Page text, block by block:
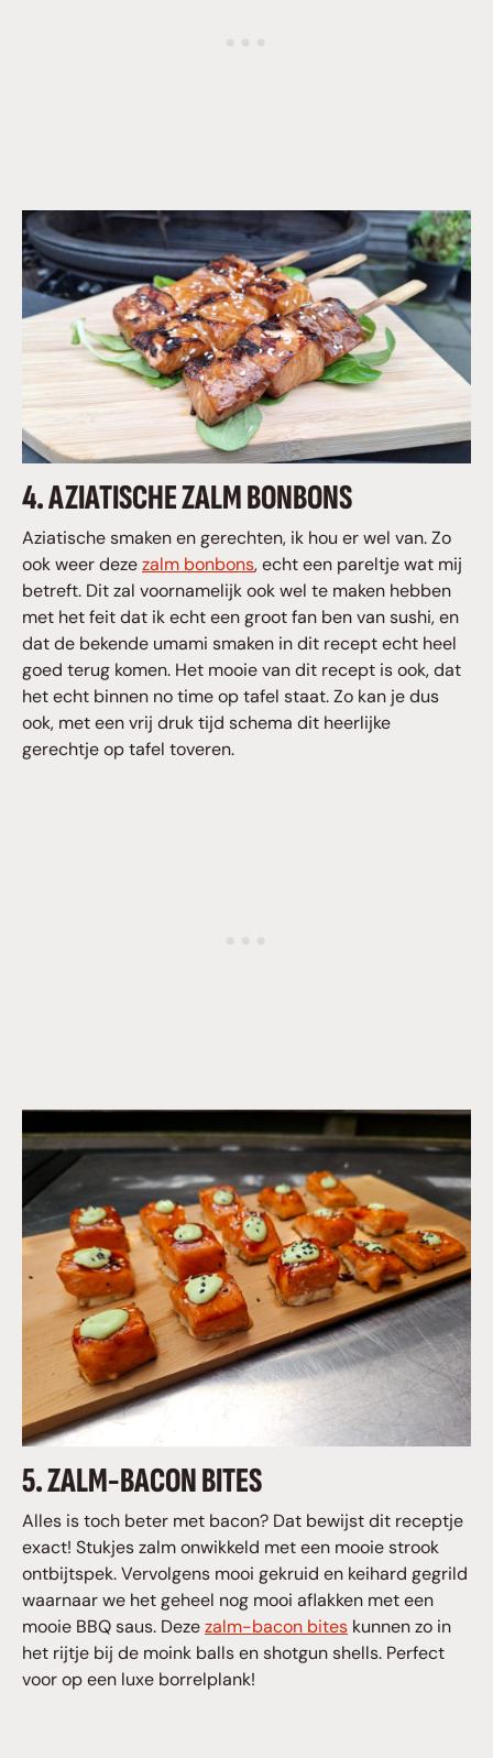
4. AZIATISCHE ZALM BONBONS
Aziatische smaken en gerechten, ik hou er wel van. Zo
ook weer dezezalm bonbons, echt een pareltje wat mij
betreft. Dit zal voornamelijk ook wel te maken hebben
met het feit dat ik echt een groot fan ben van sushi, en
dat de bekende umami smaken in dit recept echt heel
goed terug komen. Het mooie van dit recept is ook, dat
het echt binnen no time op tafel staat. Zo kan je dus
ook, met een vrij druk tijd schema dit heerlijke
gerechtje op tafel toveren.
5. ZALM-BACON BITES
Alles is toch beter met bacon? Dat bewijst dit receptje
exact! Stukjes zalm onwikkeld met een mooie strook
ontbijtspek. Vervolgens mooi gekruid en keihard gegrild
waarnaar we het geheel nog mooi aflakken met een
mooie BBQ saus. Dezezalm-bacon bites kunnen zo in
het rijtje bij de moink balls en shotgun shells. Perfect
voor op een luxe borrelplank!